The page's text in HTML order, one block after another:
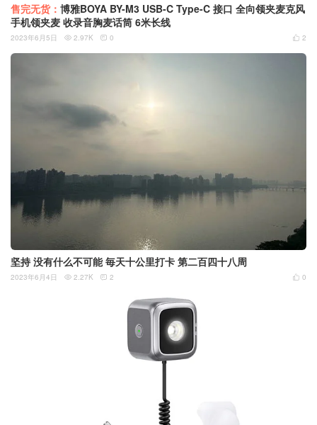
售完无货： 博雅BOYA BY-M3 USB-C Type-C 接口 全向领夹麦克风
手机领夹麦 收录音胸麦话筒 6米长线
 2
2023年6月5日  2.97K  0
坚持 没有什么不可能 毎天十公里打卡 第二百四十八周
 0
2023年6月4日  2.27K  2